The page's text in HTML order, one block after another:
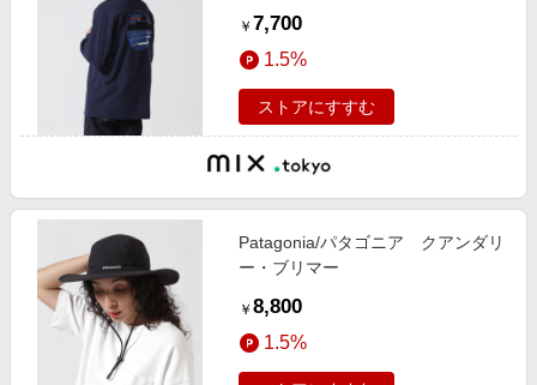
￥ 7,700
1.5%
ストアにすすむ
Patagonia/パタゴニア クアンダリ
ー・ブリマー
￥ 8,800
1.5%